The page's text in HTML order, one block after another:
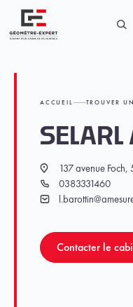
ACCUEIL TROUVER
Localisation
137 avenue Foch,
Téléphone
0383331460
Email
Contacter le
Panneau de gestion des cookies